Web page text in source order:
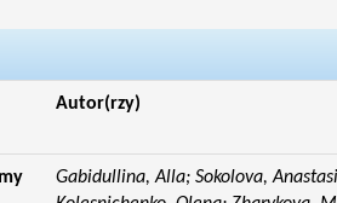
Autor(rzy)
Gabidullina, Alla; Sokolova,